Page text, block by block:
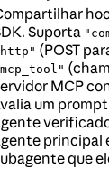
Suporta
(POST
MCP
um
principal
que